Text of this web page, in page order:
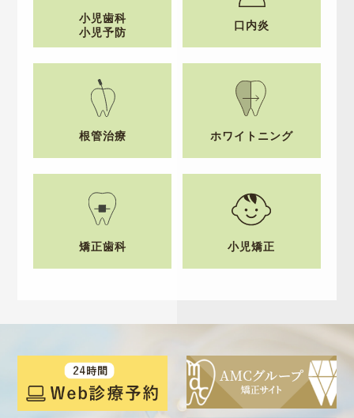
小児歯科
小児予防
口内炎
根管治療 ホワイトニング
矯正歯科 小児矯正